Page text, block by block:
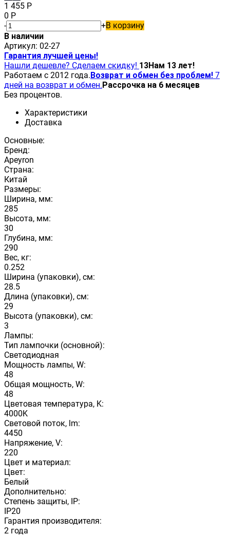
1 455 Р
0 Р
-
+В корзину
В наличии
Артикул: 02-27
Гарантия лучшей цены!
Нашли дешевле? Сделаем скидку! 13Нам 13 лет!
Работаем с 2012 года.Возврат и обмен без проблем! 7
дней на возврат и обмен.Рассрочка на 6 месяцев
Без процентов.
Характеристики
Доставка
Основные:
Бренд:
Apeyron
Страна:
Китай
Размеры:
Ширина, мм:
285
Высота, мм:
30
Глубина, мм:
290
Вес, кг:
0.252
Ширина (упаковки), см:
28.5
Длина (упаковки), см:
29
Высота (упаковки), см:
3
Лампы:
Тип лампочки (основной):
Светодиодная
Мощность лампы, W:
48
Общая мощность, W:
48
Цветовая температура, K:
4000K
Световой поток, lm:
4450
Напряжение, V:
220
Цвет и материал:
Цвет:
Белый
Дополнительно:
Степень защиты, IP:
IP20
Гарантия производителя:
2 года